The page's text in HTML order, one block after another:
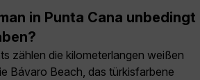
in Punta Cana unbedingt
zählen die kilometerlangen weißen
Bávaro Beach, das türkisfarbene